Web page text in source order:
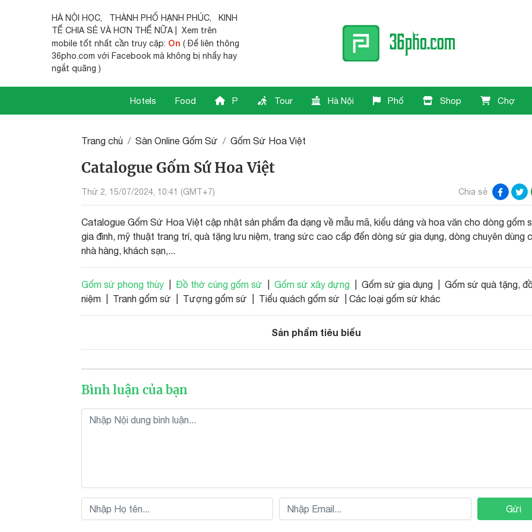
HÀ NỘI HỌC, THÀNH PHỐ HẠNH PHÚC,
KINH
TẾ CHIA SẺ VÀ HƠN THẾ NỮA | Xem trên
mobile tốt nhất cần truy cập: On ( Để liên thông
36pho.com với Facebook mà không bị nhẩy hay
ngắt quãng )
Hotels Food P Tour Hà Nội Phố Shop Chợ
Trang chủ Sàn Online Gốm Sứ Gốm Sứ Hoa Việt
Catalogue Gốm Sứ Hoa Việt
Thứ 2, 15/07/2024, 10:41 (GMT+7) Chia sẻ
Catalogue Gốm Sứ Hoa Việt cập nhật sản phẩm đa dạng về mẫu mã, kiểu dáng và hoa văn cho dòng gốm
gia đình, mỹ thuật trang trí, quà tặng lưu niệm, trang sức cao cấp đến dòng sứ gia dụng, dòng chuyên dùng
nhà hàng, khách sạn,...
Gốm sứ phong thủy Đồ thờ cúng gốm sứ Gốm sứ xây dựng | Gốm sứ gia dụng | Gốm sứ quà tặng,
niệm | Tranh gốm sứ | Tượng gốm sứ | Tiểu quách gốm sứ | Các loại gốm sứ khác
Sản phẩm tiêu biểu
Bình luận của bạn
Gửi